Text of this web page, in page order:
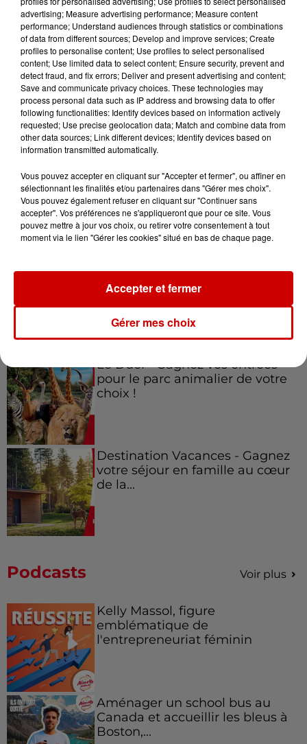
14h47
Jouets antistress "Squishy" :
appel à la prudence après un
incident
Jeux Voir plus
Gagnez vos places pour
l'événement Ride the Show à
Morlaix !
Gagnez vos places pour le
festival Marché Gourmand 2026
Le Duel - Gagnez vos entrées
pour le parc animalier de votre
choix !
Destination Vacances - Gagnez
votre séjour en famille au cœur
de la...
Podcasts Voir plus
Kelly Massol, figure
emblématique de
l'entrepreneuriat féminin
Aménager un school bus au
Canada et accueillir les bleus à
Boston,...
advertising; Measure advertising performance; Measure content
performance; Understand audiences through statistics or combinations
of data from different sources; Develop and improve services; Create
profiles to personalise content; Use profiles to select personalised
content; Use limited data to select content; Ensure security, prevent and
detect fraud, and fix errors; Deliver and present advertising and content;
Save and communicate privacy choices. These technologies may
process personal data such as IP address and browsing data to offer
following functionalities: Identify devices based on information actively
requested; Use precise geolocation data; Match and combine data from
other data sources; Link different devices; Identify devices based on
information transmitted automatically.
Vous pouvez accepter en cliquant sur "Accepter et fermer", ou affiner en
sélectionnant les finalités et/ou partenaires dans "Gérer mes choix".
Vous pouvez également refuser en cliquant sur "Continuer sans
accepter". Vos préférences ne s'appliqueront que pour ce site. Vous
pouvez mettre à jour vos choix, ou retirer votre consentement à tout
moment via le lien "Gérer les cookies" situé en bas de chaque page.
Gérer mes choix
Accepter et fermer